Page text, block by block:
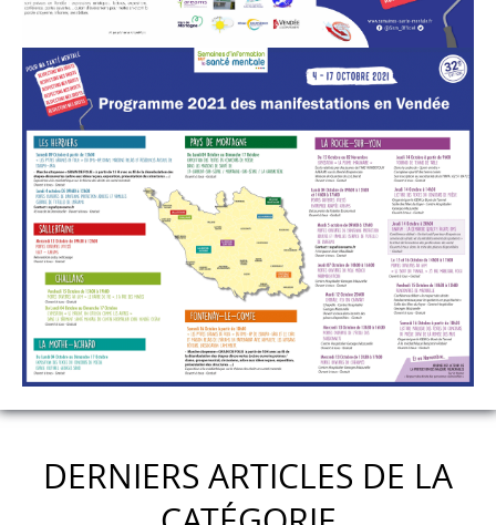
DERNIERS ARTICLES DE LA